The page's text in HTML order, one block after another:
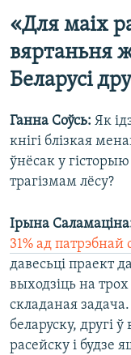
«Для маіх
вяртаньня
Беларусі
Ганна Соўсь: Як
кнігі блізкая
ўнёсак у гісторыю
трагізмам лёсу?
Ірына
31% ад патрэбнай
давесьці праект
выходзіць на
складаная
беларуску, другі
расейску і будзе